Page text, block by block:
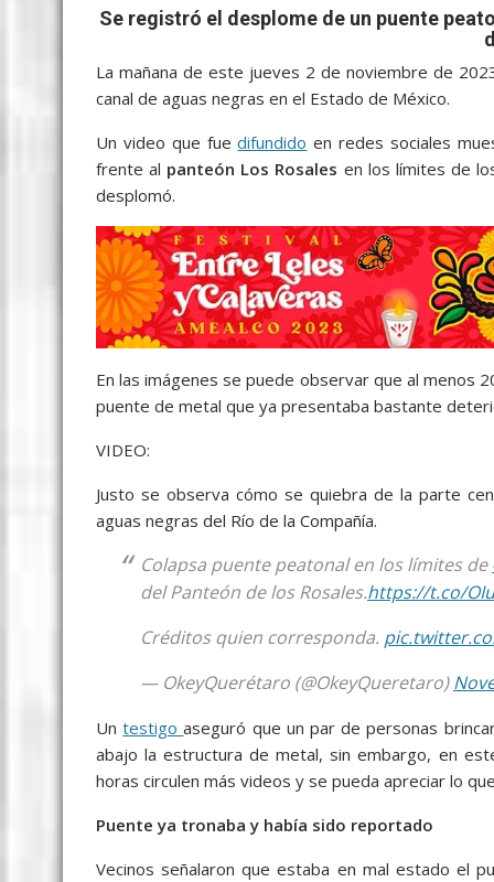
o
o
k
p
p
g
er
m
Se registró el desplome de un puente
La mañana de este jueves 2 de noviembre de
canal de aguas negras en el Estado de México.
Un video que fuedifundido en redes sociales
frente al panteón Los Rosales en los límites de
desplomó.
En las imágenes se puede observar que al menos
puente de metal que ya presentaba bastante
VIDEO:
Justo se observa cómo se quiebra de la parte
aguas negras del Río de la Compañía.
Colapsa puente peatonal en los límites de
del Panteón de los Rosales.https://t.co/
Créditos quien corresponda.
— OkeyQuerétaro (@OkeyQueretaro)
Untestigoaseguró que un par de personas
abajo la estructura de metal, sin embargo, en
horas circulen más videos y se pueda apreciar lo
Puente ya tronaba y había sido reportado
Vecinos señalaron que estaba en mal estado el